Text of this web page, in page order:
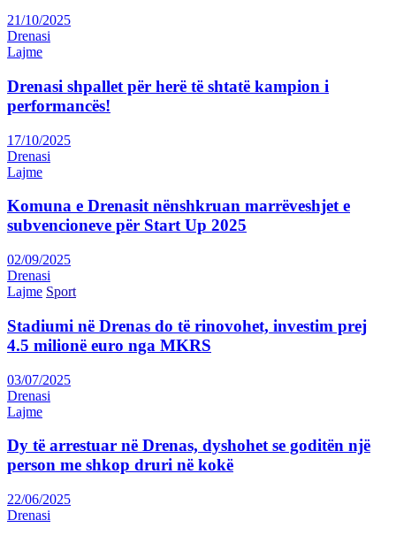
21/10/2025
Drenasi
Lajme
Drenasi shpallet për herë të shtatë kampion i
performancës!
17/10/2025
Drenasi
Lajme
Komuna e Drenasit nënshkruan marrëveshjet e
subvencioneve për Start Up 2025
02/09/2025
Drenasi
Lajme Sport
Stadiumi në Drenas do të rinovohet, investim prej
4.5 milionë euro nga MKRS
03/07/2025
Drenasi
Lajme
Dy të arrestuar në Drenas, dyshohet se goditën një
person me shkop druri në kokë
22/06/2025
Drenasi